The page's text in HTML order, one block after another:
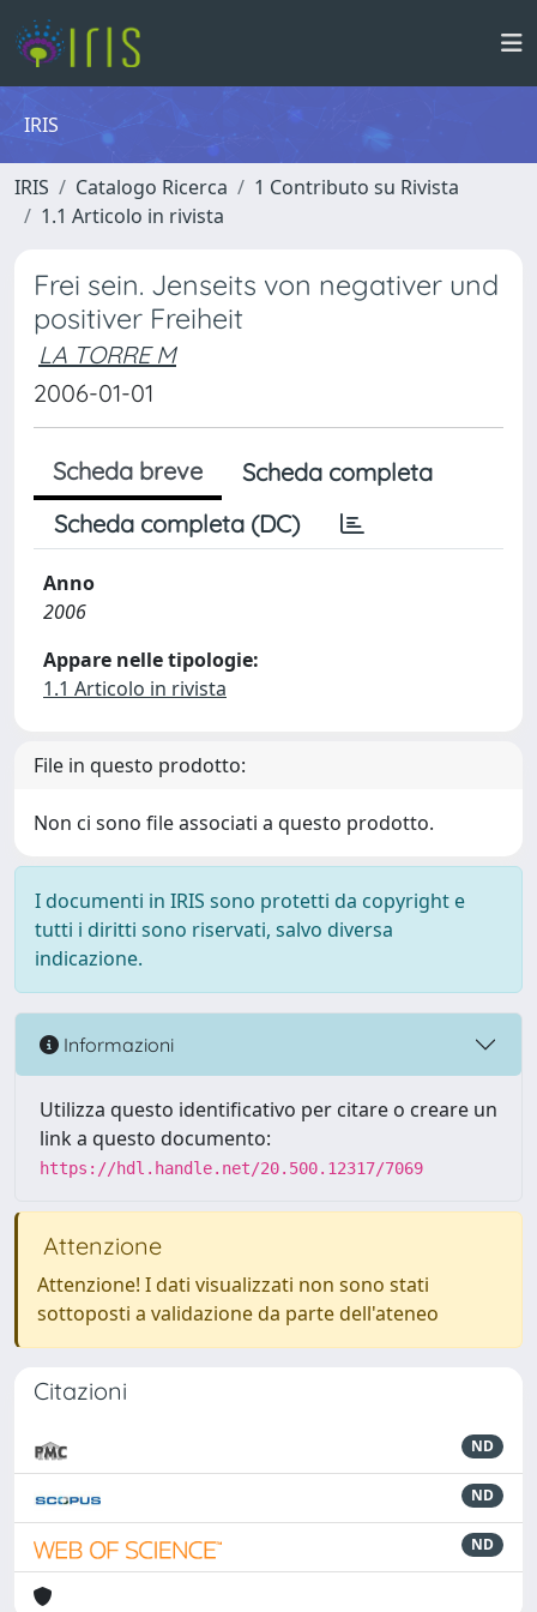
IRIS
IRIS Catalogo Ricerca
1 Contributo su Rivista
1.1 Articolo in rivista
Frei sein. Jenseits von negativer und
positiver Freiheit
LA TORRE M
2006-01-01
Scheda breve
Scheda completa
Scheda completa (DC)
Anno
2006
Appare nelle tipologie:
1.1 Articolo in rivista
File in questo prodotto:
Non ci sono file associati a questo prodotto.
I documenti in IRIS sono protetti da copyright e
tutti i diritti sono riservati, salvo diversa
indicazione.
Informazioni
Utilizza questo identificativo per citare o creare un
link a questo documento:
https://hdl.handle.net/20.500.12317/7069
Attenzione
Attenzione! I dati visualizzati non sono stati
sottoposti a validazione da parte dell'ateneo
Citazioni
ND
ND
ND